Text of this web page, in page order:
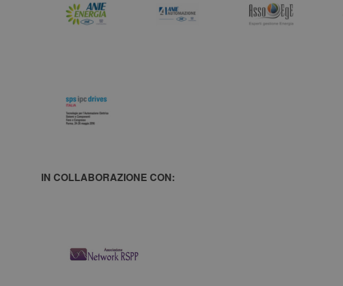
IN COLLABORAZIONE CON: